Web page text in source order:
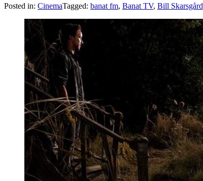
Posted in: CinemaTagged: banat fm, Banat TV, Bill Skarsgård